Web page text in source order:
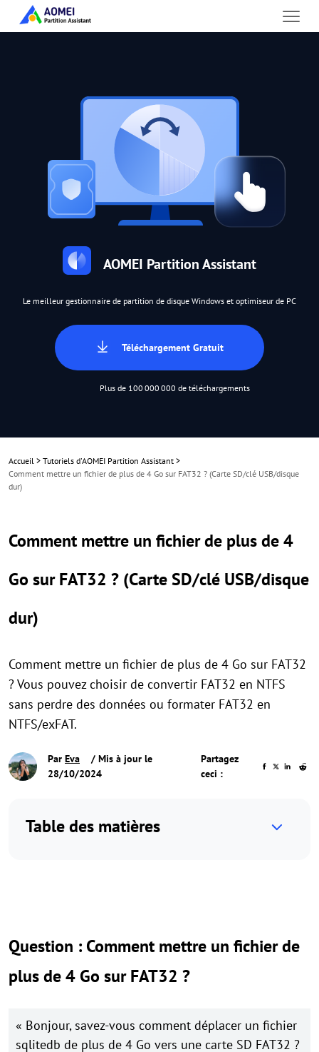
AOMEI Partition Assistant
Le meilleur gestionnaire de partition de disque Windows et optimiseur de PC
Téléchargement Gratuit
Plus de 100 000 000 de téléchargements
Accueil > Tutoriels d'AOMEI Partition Assistant >
Comment mettre un fichier de plus de 4 Go sur FAT32 ? (Carte SD/clé USB/disque
dur)
Comment mettre un fichier de plus de 4
Go sur FAT32 ? (Carte SD/clé USB/disque
dur)
Comment mettre un fichier de plus de 4 Go sur FAT32
? Vous pouvez choisir de convertir FAT32 en NTFS
sans perdre des données ou formater FAT32 en
NTFS/exFAT.
Par Eva
/ Mis à jour le
28/10/2024
Partagez
ceci :
Table des matières
Question : Comment mettre un fichier de
plus de 4 Go sur FAT32 ?
« Bonjour, savez-vous comment déplacer un fichier
sqlitedb de plus de 4 Go vers une carte SD FAT32 ?